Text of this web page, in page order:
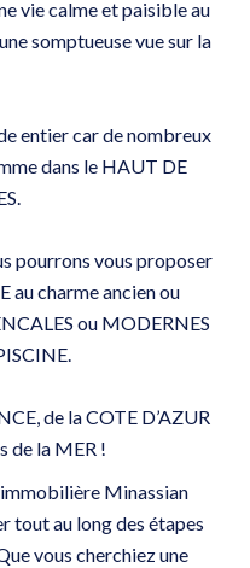
vie calme et paisible au
somptueuse vue sur la
entier car de nombreux
dans le HAUT DE
pourrons vous proposer
au charme ancien ou
ou MODERNES
de la COTE D’AZUR
de la MER !
Minassian
tout au long des étapes
vous cherchiez une